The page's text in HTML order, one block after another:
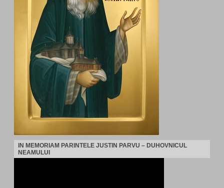
IN MEMORIAM PARINTELE JUSTIN PARVU – DUHOVNICUL
NEAMULUI